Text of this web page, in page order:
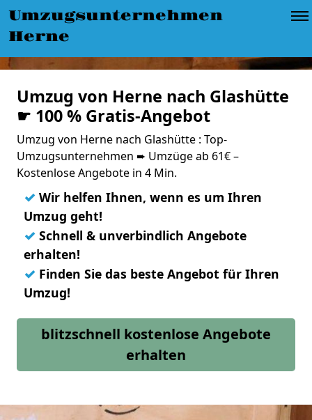
Umzugsunternehmen
Herne
Umzug von Herne nach Glashütte
☛ 100 % Gratis-Angebot
Umzug von Herne nach Glashütte : Top-
Umzugsunternehmen ➨ Umzüge ab 61€ –
Kostenlose Angebote in 4 Min.
✓ Wir helfen Ihnen, wenn es um Ihren
Umzug geht!
✓ Schnell & unverbindlich Angebote
erhalten!
✓ Finden Sie das beste Angebot für Ihren
Umzug!
blitzschnell kostenlose Angebote
erhalten